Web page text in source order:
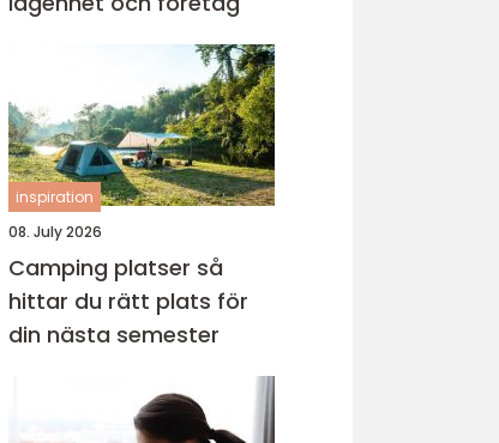
inspiration
08. July 2026
Camping platser så
hittar du rätt plats för
din nästa semester